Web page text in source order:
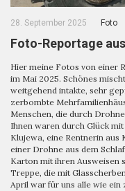
28. September 2025 Foto
Foto-Reportage
Hier meine Fotos von einer
im Mai 2025. Schönes
weitgehend intakte, sehr
zerbombte
Menschen, die durch
Ihnen waren durch Glück
Klujewa, eine Rentnerin aus
einer Drohne aus dem
Karton mit ihren Ausweisen
Treppe, die mit
April war für uns alle wie ein